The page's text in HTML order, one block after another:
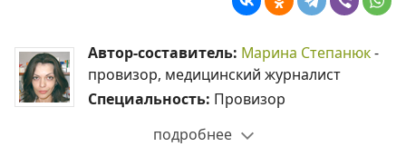
Автор-составитель: Марина Степанюк-
провизор, медицинский журналист
Специальность: Провизор
подробнее